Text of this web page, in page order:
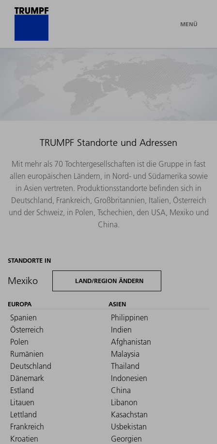
MENÜ
TRUMPF Standorte und Adressen
Mit mehr als 70 Tochtergesellschaften ist die Gruppe in fast
allen europäischen Ländern, in Nord- und Südamerika sowie
in Asien vertreten. Produktionsstandorte befinden sich in
Deutschland, Frankreich, Großbritannien, Italien, Österreich
und der Schweiz, in Polen, Tschechien, den USA, Mexiko und
China.
STANDORTE IN
Mexiko LAND/REGION ÄNDERN
EUROPA
Spanien
Österreich
Polen
Rumänien
Deutschland
Dänemark
Estland
Litauen
Lettland
Frankreich
Kroatien
ASIEN
Philippinen
Indien
Afghanistan
Malaysia
Thailand
Indonesien
China
Libanon
Kasachstan
Usbekistan
Georgien